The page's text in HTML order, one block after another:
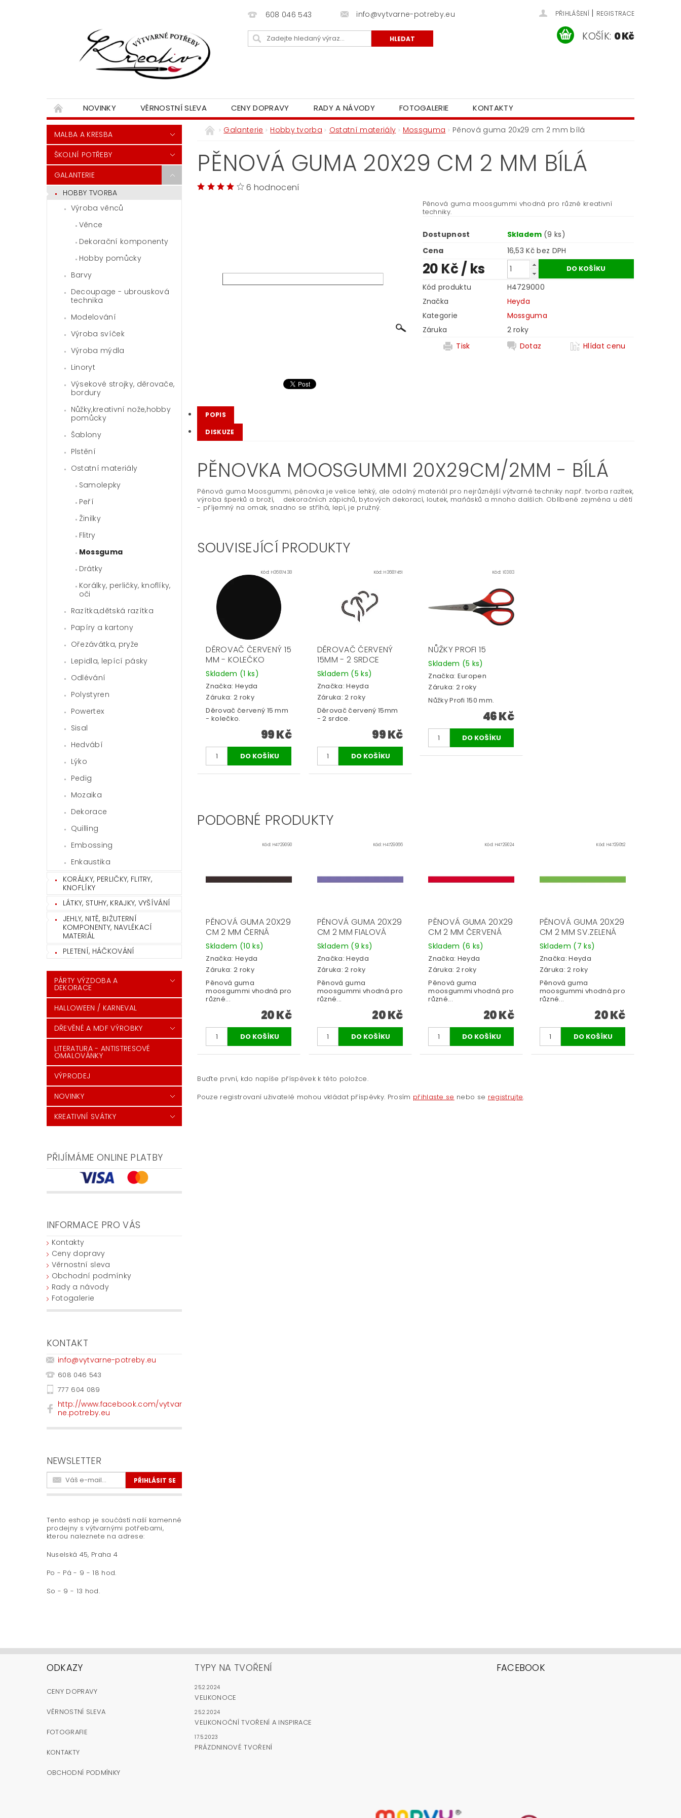
608 046 543 info@vytvarne-potreby.eu PŘIHLÁŠENÍ | REGISTRACE
KOŠÍK: 0 Kč
NOVINKY VĚRNOSTNÍ SLEVA CENY DOPRAVY RADY A NÁVODY FOTOGALERIE KONTAKTY
MALBA A KRESBA
ŠKOLNÍ POTŘEBY
GALANTERIE
HOBBY TVORBA
Výroba věnců
Věnce
Dekorační komponenty
Hobby pomůcky
Barvy
Decoupage - ubrousková
technika
Modelování
Výroba svíček
Výroba mýdla
Linoryt
Výsekové strojky, děrovače,
bordury
Nůžky,kreativní nože,hobby
pomůcky
Šablony
Plstění
Ostatní materiály
Samolepky
Peří
Žinilky
Flitry
Mossguma
Drátky
Korálky, perličky, knoflíky,
oči
Razítka,dětská razítka
Papíry a kartony
Ořezávátka, pryže
Lepidla, lepící pásky
Odlévání
Polystyren
Powertex
Sisal
Hedvábí
Lýko
Pedig
Mozaika
Dekorace
Quilling
Embossing
Enkaustika
KORÁLKY, PERLIČKY, FLITRY,
KNOFLÍKY
LÁTKY, STUHY, KRAJKY, VYŠÍVÁNÍ
JEHLY, NITĚ, BIŽUTERNÍ
KOMPONENTY, NAVLÉKACÍ
MATERIÁL
PLETENÍ, HÁČKOVÁNÍ
PÁRTY VÝZDOBA A
DEKORACE
HALLOWEEN / KARNEVAL
DŘEVĚNÉ A MDF VÝROBKY
LITERATURA - ANTISTRESOVÉ
OMALOVÁNKY
VÝPRODEJ
NOVINKY
KREATIVNÍ SVÁTKY
PŘIJÍMÁME ONLINE PLATBY
INFORMACE PRO VÁS
Kontakty
Ceny dopravy
Věrnostní sleva
Obchodní podmínky
Rady a návody
Fotogalerie
KONTAKT
info@vytvarne-potreby.eu
608 046 543
777 604 089
http://www.facebook.com/vytvar
ne.potreby.eu
NEWSLETTER
Tento eshop je součástí naší kamenné
prodejny s výtvarnými potřebami,
kterou naleznete na adrese:
Nuselská 45, Praha 4
Po - Pá - 9 - 18 hod.
So - 9 - 13 hod.
Galanterie Hobby tvorba Ostatní materiály Mossguma Pěnová guma 20x29 cm 2 mm bílá
PĚNOVÁ GUMA 20X29 CM 2 MM BÍLÁ
6 hodnocení
Pěnová guma moosgummi vhodná pro různé kreativní
techniky.
Dostupnost Skladem (9 ks)
Cena
16,53 Kč bez DPH
20 Kč/ ks
Kód produktu
H4729000
Značka
Heyda
Kategorie
Mossguma
Záruka
2 roky
Tisk
Dotaz Hlídat cenu
POPIS
DISKUZE
PĚNOVKA MOOSGUMMI 20X29CM/2MM - BÍLÁ
Pěnová guma Moosgummi, pěnovka je velice lehký, ale odolný materiál pro nejrůznější výtvarné techniky např. tvorba razítek,
výroba šperků a broží, dekoračních zápichů, bytových dekorací, loutek, maňásků a mnoho dalších. Oblíbené zejména u dětí
- příjemný na omak, snadno se stříhá, lepí, je pružný.
SOUVISEJÍCÍ PRODUKTY
Kód: H3687438
DĚROVAČ ČERVENÝ 15
MM - KOLEČKO
Skladem (1 ks)
Značka: Heyda
Záruka: 2 roky
Děrovač červený 15 mm
- kolečko.
99 Kč
Kód:H3687451
DĚROVAČ ČERVENÝ
15MM - 2 SRDCE
Skladem (5 ks)
Značka:Heyda
Záruka: 2 roky
Děrovač červený 15mm
- 2 srdce.
99 Kč
Kód: 10383
NŮŽKY PROFI 15
Skladem (5 ks)
Značka: Europen
Záruka: 2 roky
Nůžky Profi 150 mm.
46 Kč
PODOBNÉ PRODUKTY
Kód: H4729090
PĚNOVÁ GUMA 20X29
CM 2 MM ČERNÁ
Skladem (10 ks)
Značka: Heyda
Záruka: 2 roky
Pěnová guma
moosgummi vhodná pro
různé...
20 Kč
Kód:H4729066
PĚNOVÁ GUMA 20X29
CM 2 MM FIALOVÁ
Skladem (9 ks)
Značka:Heyda
Záruka: 2 roky
Pěnová guma
moosgummi vhodná pro
různé...
20 Kč
Kód: H4729024
PĚNOVÁ GUMA 20X29
CM 2 MM ČERVENÁ
Skladem (6 ks)
Značka: Heyda
Záruka: 2 roky
Pěnová guma
moosgummi vhodná pro
různé...
20 Kč
Kód:H4729052
PĚNOVÁ GUMA 20X29
CM 2 MM SV.ZELENÁ
Skladem (7 ks)
Značka:Heyda
Záruka: 2 roky
Pěnová guma
moosgummi vhodná pro
různé...
20 Kč
Buďte první, kdo napíše příspěvek k této položce.
Pouze registrovaní uživatelé mohou vkládat příspěvky. Prosím přihlaste se nebo se registrujte.
ODKAZY
CENY DOPRAVY
VĚRNOSTNÍ SLEVA
FOTOGRAFIE
KONTAKTY
OBCHODNÍ PODMÍNKY
TYPY NA TVOŘENÍ
25.2.2024
VELIKONOCE
25.2.2024
VELIKONOČNÍ TVOŘENÍ A INSPIRACE
17.5.2023
PRÁZDNINOVÉ TVOŘENÍ
FACEBOOK